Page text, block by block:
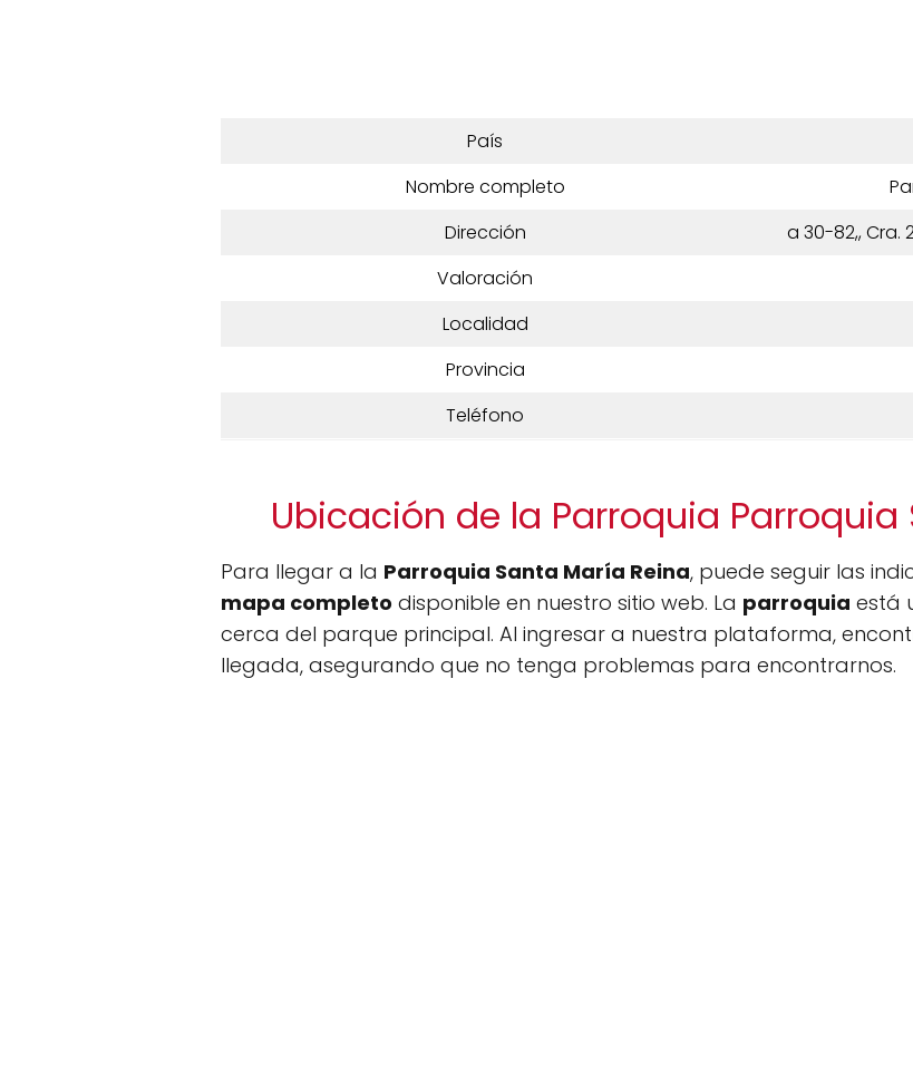
País
Nombre completo
Dirección
a 30-82,, Cra.
Valoración
Localidad
Provincia
Teléfono
Ubicación de la Parroquia Parroquia
Para llegar a la Parroquia Santa María Reina, puede seguir las
mapa completo disponible en nuestro sitio web. La parroquia está
cerca del parque principal. Al ingresar a nuestra plataforma,
llegada, asegurando que no tenga problemas para encontrarnos.